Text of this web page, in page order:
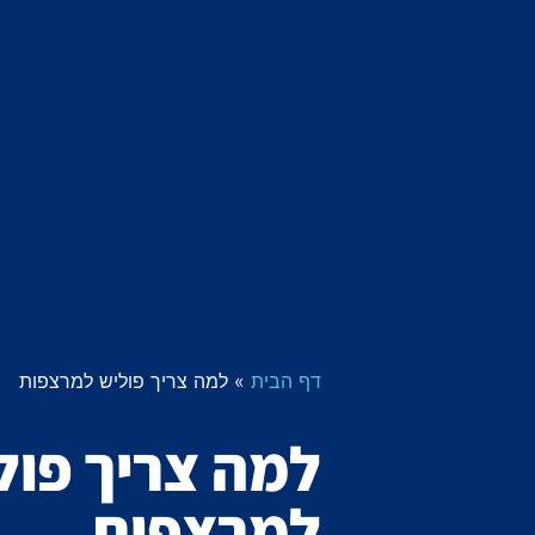
דף הבית» למה צריך פוליש למרצפות
למה צריך